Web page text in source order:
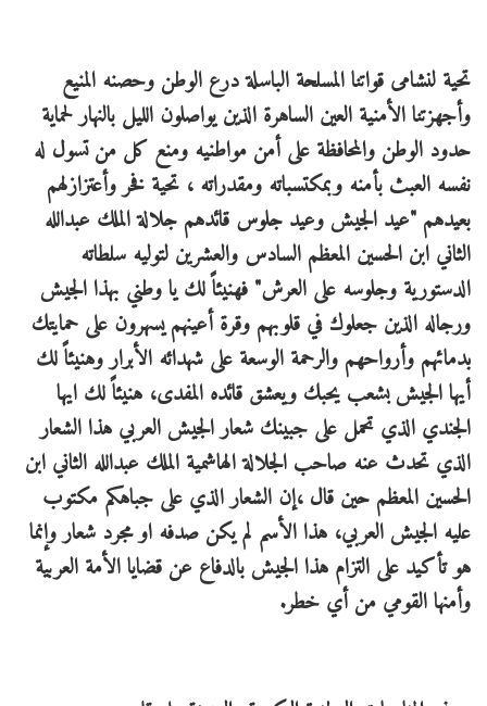
تحية لنشامى قواتنا المسلحة الباسلة درع الوطن وحصنه المنيع
وأجهزتنا الأمنية العين الساهرة الذين يواصلون الليل بالنهار لحماية
حدود الوطن والمحافظة على أمن مواطنيه ومنع كل من تسول له
نفسه العبث بأمنه وبمكتسباته ومقدراته ، تحية فخر وأعتزازلهم
بعيدهم "عيد الجيش وعيد جلوس قائدهم جلالة الملك عبدالله
الثاني ابن الحسين المعظم السادس والعشرين لتوليه سلطاته
الدستورية وجلوسه على العرش" فهنيئاً لك يا وطني بهذا الجيش
ورجاله الذين جعلوك في قلوبهم وقرة أعينهم يسهرون على حمايتك
بدمائهم وأرواحهم والرحمة الوسعة على شهدائه الأبرار وهنيئاً لك
أيها الجيش بشعب يحبك ويعشق قائده المفدى، هنيئاً لك ايها
الجندي الذي تحمل على جبينك شعار الجيش العربي هذا الشعار
الذي تحدث عنه صاحب الجلالة الهاشمية الملك عبدالله الثاني ابن
الحسين المعظم حين قال ،إن الشعار الذي على جباهكم مكتوب
عليه الجيش العربي، هذا الأسم لم يكن صدفه او مجرد شعار وإنما
هو تأكيد على التزام هذا الجيش بالدفاع عن قضايا الأمة العربية
وأمنها القومي من أي خطر.